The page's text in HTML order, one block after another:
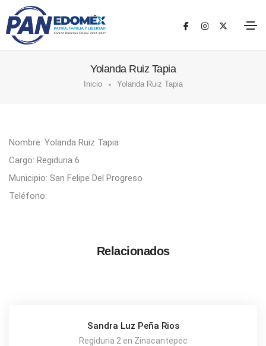
Yolanda Ruiz Tapia
Inicio Yolanda Ruiz Tapia
Nombre: Yolanda Ruiz Tapia
Cargo: Regiduria 6
Municipio: San Felipe Del Progreso
Teléfono:
Relacionados
Sandra Luz Peña Rios
Regiduria 2 en Zinacantepec